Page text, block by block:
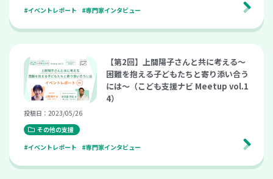
#イベントレポート
#専門家インタビュー
【第2回】上間陽子さんと共に考える～
困難を抱える子どもたちと寄り添い合う
には～（こども支援ナビ Meetup vol.1
4）
投稿日：2023/05/26
その他の支援
#イベントレポート
#専門家インタビュー